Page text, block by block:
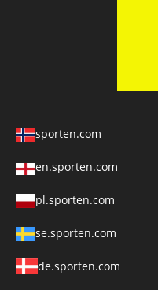
sporten.com
en.sporten.com
pl.sporten.com
se.sporten.com
de.sporten.com